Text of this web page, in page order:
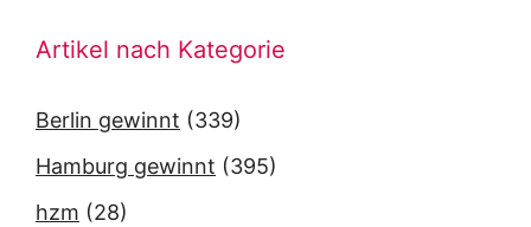
Artikel nach Kategorie
Berlin gewinnt (339)
Hamburg gewinnt (395)
hzm (28)